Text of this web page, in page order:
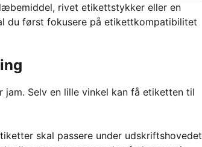
rivet etikettstykker eller en
du først fokusere på etikettkompatibilitet
Selv en lille vinkel kan få etiketten til
skal passere under udskriftshovedet